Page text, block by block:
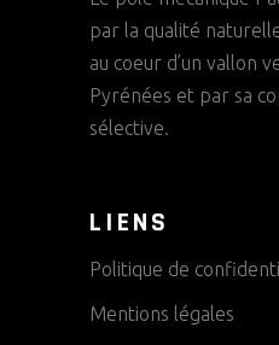
par la qualité
au coeur d’un vallon
Pyrénées et par sa
sélective.
LIENS
Politique de
Mentions légales